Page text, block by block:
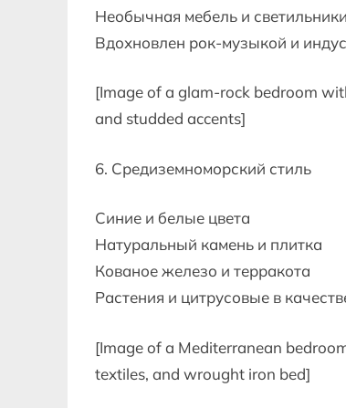
Необычная мебель и светильники
Вдохновлен рок-музыкой и
[Image of a glam-rock bedroom
and studded accents]
6. Средиземноморский стиль
Синие и белые цвета
Натуральный камень и плитка
Кованое железо и терракота
Растения и цитрусовые в
[Image of a Mediterranean
textiles, and wrought iron bed]